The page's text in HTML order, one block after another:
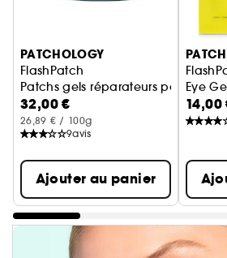
PATCHOLOGY
FlashPatch
Patchs gels réparateurs pour les
32,00 €
26,89 € / 100g
9avis
Ajouter au panier
Eye
14,00